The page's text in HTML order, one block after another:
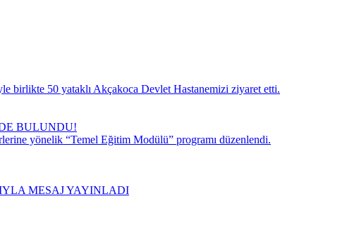
birlikte 50 yataklı Akçakoca Devlet Hastanemizi ziyaret etti.
BULUNDU!
yönelik “Temel Eğitim Modülü” programı düzenlendi.
MESAJ YAYINLADI